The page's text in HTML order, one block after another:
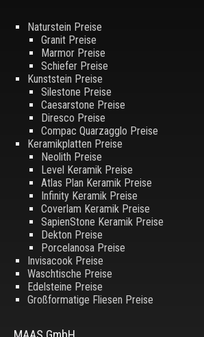
Naturstein Preise
Granit Preise
Marmor Preise
Schiefer Preise
Kunststein Preise
Silestone Preise
Caesarstone Preise
Diresco Preise
Compac Quarzagglo Preise
Keramikplatten Preise
Neolith Preise
Level Keramik Preise
Atlas Plan Keramik Preise
Infinity Keramik Preise
Coverlam Keramik Preise
SapienStone Keramik Preise
Dekton Preise
Porcelanosa Preise
Invisacook Preise
Waschtische Preise
Edelsteine Preise
Großformatige Fliesen Preise